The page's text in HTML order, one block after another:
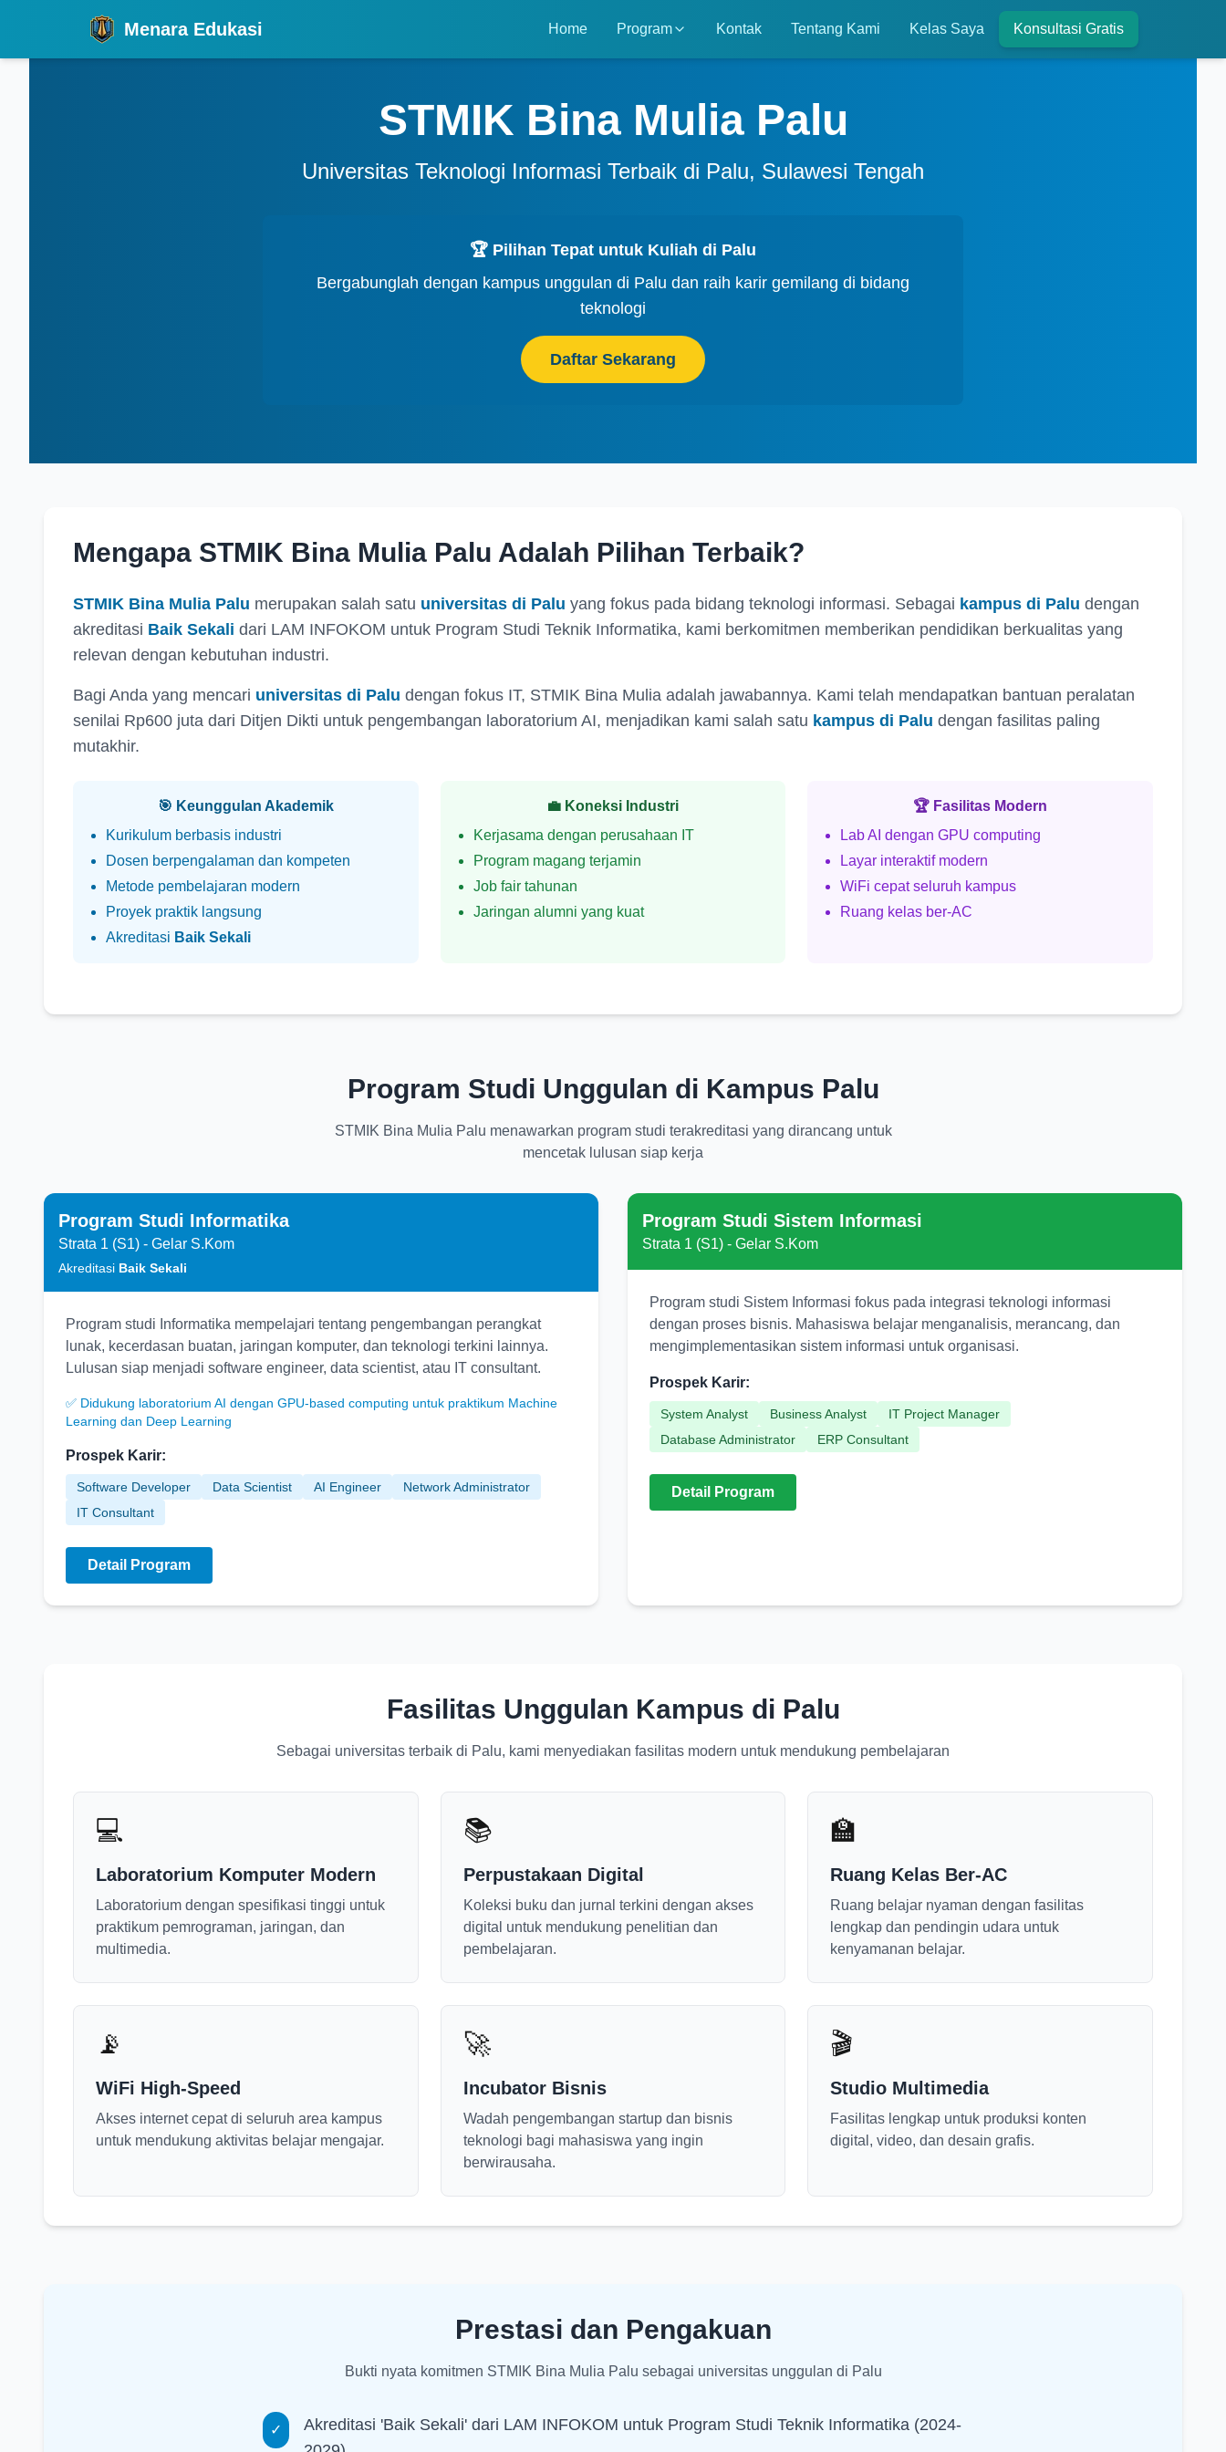
Menara Edukasi Home Program Kontak Tentang Kami Kelas Saya Konsultasi Gratis
STMIK Bina Mulia Palu
Universitas Teknologi Informasi Terbaik di Palu, Sulawesi Tengah
🏆 Pilihan Tepat untuk Kuliah di Palu
Bergabunglah dengan kampus unggulan di Palu dan raih karir gemilang di bidang
teknologi
Daftar Sekarang
Mengapa STMIK Bina Mulia Palu Adalah Pilihan Terbaik?
STMIK Bina Mulia Palu merupakan salah satu universitas di Palu yang fokus pada bidang teknologi informasi. Sebagai kampus di Palu dengan
akreditasi Baik Sekali dari LAM INFOKOM untuk Program Studi Teknik Informatika, kami berkomitmen memberikan pendidikan berkualitas yang
relevan dengan kebutuhan industri.
Bagi Anda yang mencari universitas di Palu dengan fokus IT, STMIK Bina Mulia adalah jawabannya. Kami telah mendapatkan bantuan peralatan
senilai Rp600 juta dari Ditjen Dikti untuk pengembangan laboratorium AI, menjadikan kami salah satu kampus di Palu dengan fasilitas paling
mutakhir.
🎯 Keunggulan Akademik
Kurikulum berbasis industri
Dosen berpengalaman dan kompeten
Metode pembelajaran modern
Proyek praktik langsung
Akreditasi Baik Sekali
💼 Koneksi Industri
Kerjasama dengan perusahaan IT
Program magang terjamin
Job fair tahunan
Jaringan alumni yang kuat
🏆 Fasilitas Modern
Lab AI dengan GPU computing
Layar interaktif modern
WiFi cepat seluruh kampus
Ruang kelas ber-AC
Program Studi Unggulan di Kampus Palu
STMIK Bina Mulia Palu menawarkan program studi terakreditasi yang dirancang untuk
mencetak lulusan siap kerja
Program Studi Informatika
Strata 1 (S1) - Gelar S.Kom
Akreditasi Baik Sekali
Program studi Informatika mempelajari tentang pengembangan perangkat
lunak, kecerdasan buatan, jaringan komputer, dan teknologi terkini lainnya.
Lulusan siap menjadi software engineer, data scientist, atau IT consultant.
✅ Didukung laboratorium AI dengan GPU-based computing untuk praktikum Machine
Learning dan Deep Learning
Prospek Karir:
Software Developer Data Scientist AI Engineer
Network Administrator
IT Consultant
Detail Program
Program Studi Sistem Informasi
Strata 1 (S1) - Gelar S.Kom
Program studi Sistem Informasi fokus pada integrasi teknologi informasi
dengan proses bisnis. Mahasiswa belajar menganalisis, merancang, dan
mengimplementasikan sistem informasi untuk organisasi.
Prospek Karir:
System Analyst Business Analyst
IT Project Manager
Database Administrator
ERP Consultant
Detail Program
Fasilitas Unggulan Kampus di Palu
Sebagai universitas terbaik di Palu, kami menyediakan fasilitas modern untuk mendukung pembelajaran
💻
Laboratorium Komputer Modern
Laboratorium dengan spesifikasi tinggi untuk
praktikum pemrograman, jaringan, dan
multimedia.
📚
Perpustakaan Digital
Koleksi buku dan jurnal terkini dengan akses
digital untuk mendukung penelitian dan
pembelajaran.
🏫
Ruang Kelas Ber-AC
Ruang belajar nyaman dengan fasilitas
lengkap dan pendingin udara untuk
kenyamanan belajar.
📡
WiFi High-Speed
Akses internet cepat di seluruh area kampus
untuk mendukung aktivitas belajar mengajar.
🚀
Incubator Bisnis
Wadah pengembangan startup dan bisnis
teknologi bagi mahasiswa yang ingin
berwirausaha.
🎬
Studio Multimedia
Fasilitas lengkap untuk produksi konten
digital, video, dan desain grafis.
Prestasi dan Pengakuan
Bukti nyata komitmen STMIK Bina Mulia Palu sebagai universitas unggulan di Palu
✓
Akreditasi 'Baik Sekali' dari LAM INFOKOM untuk Program Studi Teknik Informatika (2024-